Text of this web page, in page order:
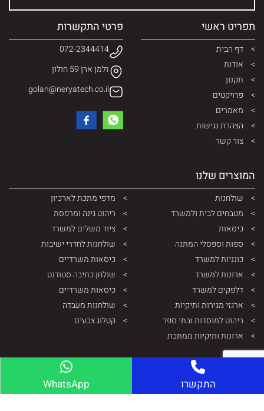
תפריט ראשי
דף הבית
אודות
תקנון
פרויקטים
מאמרים
הצהרת נגישות
צור קשר
המוצרים שלנו
שולחנות
מטבחים לבית ולמשרד
כיסאות
ספות וספסלי המתנה
כונניות למשרד
ארונות למשרד
דלפקים למשרד
ארגזי מגירות ותיקיות
ריהוט למוסדות ובתי ספר
ארונות ותיקיות ממתכת
מדפי מתכת לארכיון
ריהוט גינה ומרפסת
ציוד משלים למשרד
שולחנות לחדרי ישיבות
כיסאות משרדיים
שולחן כתיבה סטודנט
כיסאות משרדיים
שולחנות מעבדה
קטלוג צבעים
פרטי התקשרות
072-2344414
זלמן ארן 59 חולון
golan@neryatech.co.il
התקשרו WhatsApp